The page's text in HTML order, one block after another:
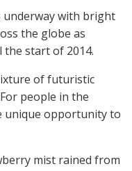
with bright
the globe as
start of 2014.
of futuristic
people in the
unique opportunity to
mist rained from